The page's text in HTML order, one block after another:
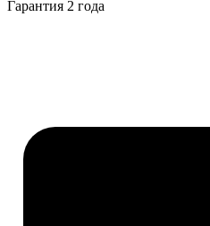
Гарантия 2 года